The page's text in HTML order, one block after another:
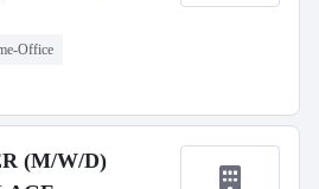
Office
(M/W/D)